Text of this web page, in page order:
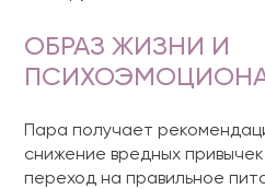
ОБРАЗ ЖИЗНИ И
Пара получает
снижение вредных привычек
переход на правильное